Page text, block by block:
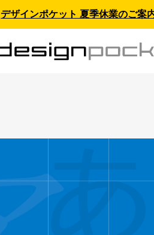
デザインポケット 夏季休業のご案